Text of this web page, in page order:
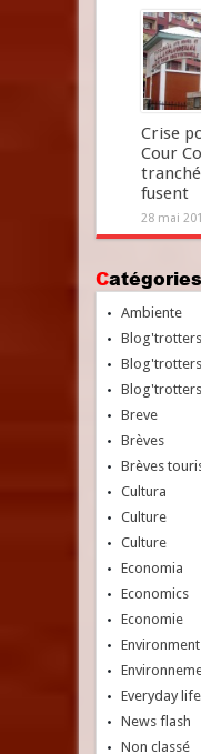
Crise
Cour
fusent
28 mai
Catégories
Ambiente
Blog'trotters
Blog'trotters
Blog'trotters
Breve
Brèves
Brèves
Cultura
Culture
Culture
Economia
Economics
Economie
Environment
Everyday life
News flash
Non classé